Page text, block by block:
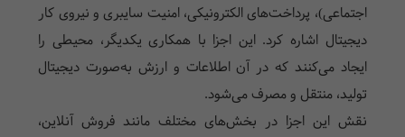
اجتماعی)، پرداخت‌های الکترونیکی، امنیت سایبری و نیروی کار
دیجیتال اشاره کرد. این اجزا با همکاری یکدیگر، محیطی را
ایجاد می‌کنند که در آن اطلاعات و ارزش به‌صورت دیجیتال
تولید، منتقل و مصرف می‌شود.
نقش این اجزا در بخش‌های مختلف مانند فروش آنلاین،